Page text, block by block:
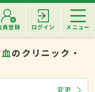
員登録 ログイン メニュー
のクリニック・
変更